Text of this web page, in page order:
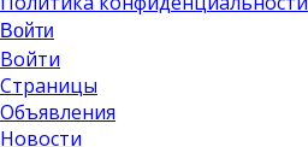
Войти
Войти
Страницы
Объявления
Новости